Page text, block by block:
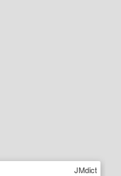
JMdict